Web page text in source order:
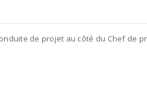
de projet au côté du Chef